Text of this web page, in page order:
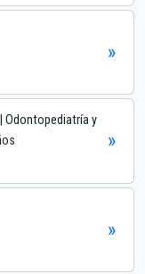
»
Odontopediatría y
»
»